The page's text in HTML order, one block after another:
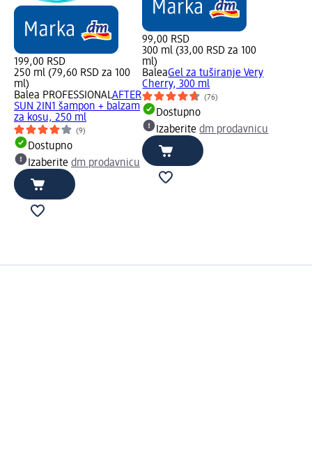
199,00 RSD
250 ml (79,60 RSD za 100
ml)
Balea PROFESSIONALAFTER
SUN 2IN1 šampon + balzam
za kosu, 250 ml
(9)
Dostupno
Izaberite dm prodavnicu
99,00 RSD
300 ml (33,00 RSD za 100
ml)
BaleaGel za tuširanje Very
Cherry, 300 ml
(76)
Dostupno
Izaberitedm prodavnicu